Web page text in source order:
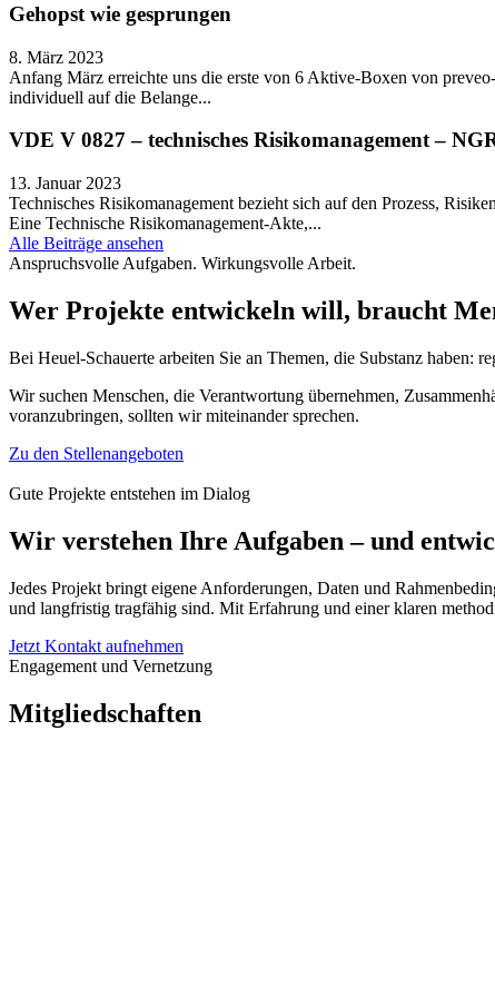
Gehopst wie gesprungen
8. März 2023
Anfang März erreichte uns die erste von 6 Aktive-Boxen von
individuell auf die Belange...
VDE V 0827 – technisches Risikomanagement –
13. Januar 2023
Technisches Risikomanagement bezieht sich auf den Prozess,
Eine Technische Risikomanagement-Akte,...
Alle Beiträge ansehen
Anspruchsvolle Aufgaben. Wirkungsvolle Arbeit.
Wer Projekte entwickeln will, braucht
Bei Heuel-Schauerte arbeiten Sie an Themen, die Substanz
Wir suchen Menschen, die Verantwortung übernehmen,
voranzubringen, sollten wir miteinander sprechen.
Zu den Stellenangeboten
Gute Projekte entstehen im Dialog
Wir verstehen Ihre Aufgaben – und
Jedes Projekt bringt eigene Anforderungen, Daten und
und langfristig tragfähig sind. Mit Erfahrung und einer klaren
Jetzt Kontakt aufnehmen
Engagement und Vernetzung
Mitgliedschaften